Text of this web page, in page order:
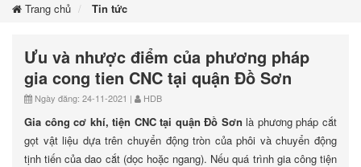
Trang chủ Tin tức
Ưu và nhược điểm của phương pháp
gia cong tien CNC tại quận Đồ Sơn
Ngày đăng: 24-11-2021 | HDB
Gia công cơ khí, tiện CNC tại quận Đồ Sơn là phương pháp cắt
gọt vật liệu dựa trên chuyển động tròn của phôi và chuyển động
tịnh tiến của dao cắt (dọc hoặc ngang). Nếu quá trình gia công tiện